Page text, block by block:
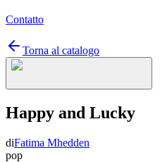
Contatto
Torna al catalogo
Happy and Lucky
diFatima Mhedden
pop